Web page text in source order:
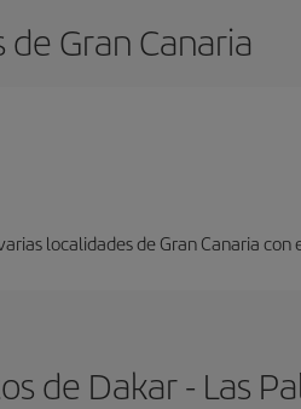
Gran Canaria
localidades de Gran Canaria con
de Dakar - Las